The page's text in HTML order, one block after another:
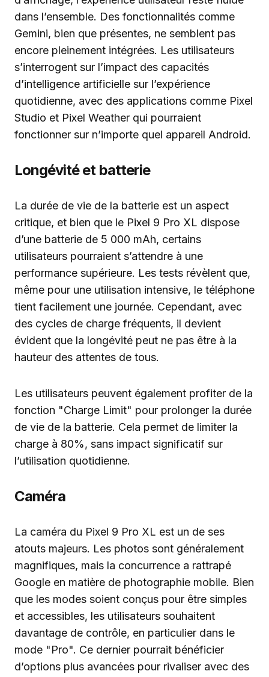
dans l’ensemble. Des fonctionnalités comme
Gemini, bien que présentes, ne semblent pas
encore pleinement intégrées. Les utilisateurs
s’interrogent sur l’impact des capacités
d’intelligence artificielle sur l’expérience
quotidienne, avec des applications comme Pixel
Studio et Pixel Weather qui pourraient
fonctionner sur n’importe quel appareil Android.
Longévité et batterie
La durée de vie de la batterie est un aspect
critique, et bien que le Pixel 9 Pro XL dispose
d’une batterie de 5 000 mAh, certains
utilisateurs pourraient s’attendre à une
performance supérieure. Les tests révèlent que,
même pour une utilisation intensive, le téléphone
tient facilement une journée. Cependant, avec
des cycles de charge fréquents, il devient
évident que la longévité peut ne pas être à la
hauteur des attentes de tous.
Les utilisateurs peuvent également profiter de la
fonction "Charge Limit" pour prolonger la durée
de vie de la batterie. Cela permet de limiter la
charge à 80%, sans impact significatif sur
l’utilisation quotidienne.
Caméra
La caméra du Pixel 9 Pro XL est un de ses
atouts majeurs. Les photos sont généralement
magnifiques, mais la concurrence a rattrapé
Google en matière de photographie mobile. Bien
que les modes soient conçus pour être simples
et accessibles, les utilisateurs souhaitent
davantage de contrôle, en particulier dans le
mode "Pro". Ce dernier pourrait bénéficier
d’options plus avancées pour rivaliser avec des